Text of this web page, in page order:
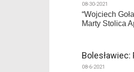
08-30-2021
“Wojciech
Marty Stolica
08-6-2021